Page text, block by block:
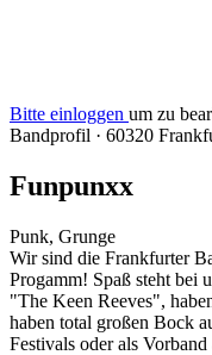
Bitte einloggen um zu
Bandprofil · 60320
Funpunxx
Punk, Grunge
Wir sind die Frankfurter
Progamm! Spaß steht bei
"The Keen Reeves",
haben total großen Bock
Festivals oder als